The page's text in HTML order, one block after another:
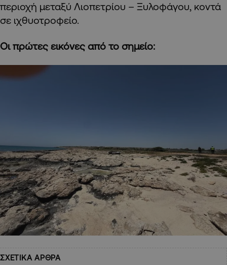
περιοχή μεταξύ Λιοπετρίου – Ξυλοφάγου, κοντά
σε ιχθυοτροφείο.
Οι πρώτες εικόνες από το σημείο:
ΣΧΕΤΙΚΑ ΑΡΘΡΑ